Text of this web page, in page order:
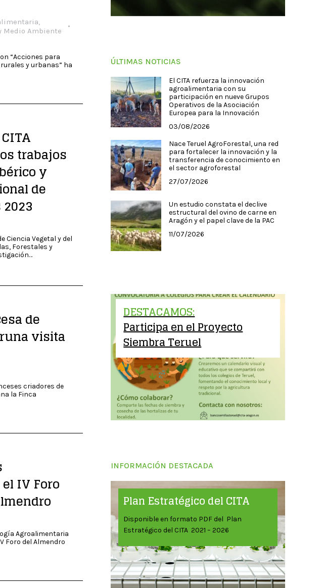
,
Medio Ambiente
“Acciones para
y urbanas” ha
trabajos
y
de
Ciencia Vegetal y del
Forestales y
de
visita
criadores de
la Finca
IV Foro
Agroalimentaria
Foro del Almendro
ÚLTIMAS NOTICIAS
El CITA refuerza la innovación
agroalimentaria con su
participación en nueve Grupos
Operativos de la Asociación
Europea para la Innovación
03/08/2026
Nace Teruel AgroForestal, una red
para fortalecer la innovación y la
transferencia de conocimiento en
el sector agroforestal
27/07/2026
Un estudio constata el declive
estructural del ovino de carne en
Aragón y el papel clave de la PAC
11/07/2026
DESTACAMOS:
Participa en el Proyecto
Siembra Teruel
INFORMACIÓN DESTACADA
Plan Estratégico del CITA
Disponible en formato PDF del Plan
Estratégico del CITA 2021 – 2026